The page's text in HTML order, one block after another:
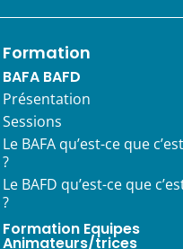
Formation
BAFA BAFD
Présentation
Sessions
Le BAFA qu’est-ce que c’est
?
Le BAFD qu’est-ce que
?
Formation Equipes
Animateurs/trices